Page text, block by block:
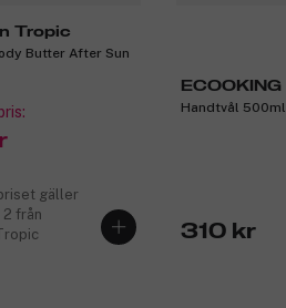
Tropic
Butter After Sun
gäller
från
ECOOKING
Handtvål 500ml
310 kr